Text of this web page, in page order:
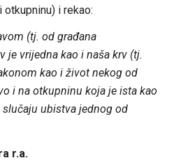
i rekao:
(tj. od građana
je vrijedna kao i naša krv (tj.
kao i život nekog od
i na otkupninu koja je ista kao
ubistva jednog od
r.a.